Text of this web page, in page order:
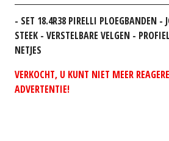
- SET 18.4R38 PIRELLI PLOEGBANDEN -
STEEK - VERSTELBARE VELGEN -
NETJES
VERKOCHT, U KUNT NIET MEER
ADVERTENTIE!